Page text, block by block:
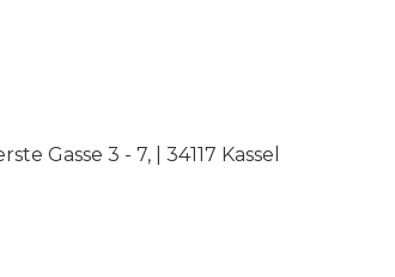
Gasse 3 - 7, | 34117 Kassel